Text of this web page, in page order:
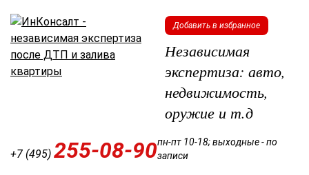
Добавить в избранное
Независимая
экспертиза: авто,
недвижимость,
оружие и т.д
+7 (495) 255-08-90пн-пт 10-18; выходные - по
записи